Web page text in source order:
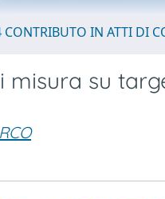
CONTRIBUTO IN ATTI DI
misura su